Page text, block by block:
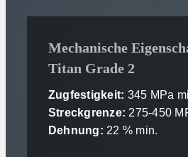
Mechanische
Titan Grade 2
Zugfestigkeit: 345 MPa
Streckgrenze: 275-450
Dehnung: 22 % min.